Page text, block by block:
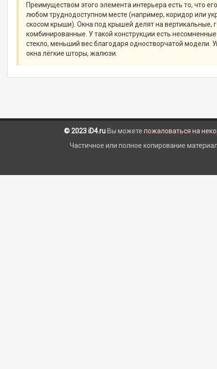
Преимуществом этого элемента интерьера есть то, что
любом труднодоступном месте (например, коридор или
скосом крыши). Окна под крышей делят на вертикальные,
комбинированные. У такой конструкции есть
стекло, меньший вес благодаря одностворчатой модели.
окна лёгкие шторы, жалюзи.
© 2023 iD4.ru Вы можете пожаловаться на
Частичное или полное копирование